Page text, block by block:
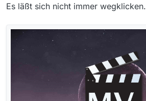
Es läßt sich nicht immer wegklicken.